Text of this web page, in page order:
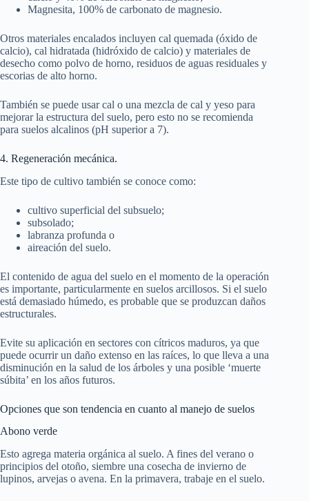
Magnesita, 100% de carbonato de magnesio.
Otros materiales encalados incluyen cal quemada (óxido de
calcio), cal hidratada (hidróxido de calcio) y materiales de
desecho como polvo de horno, residuos de aguas residuales y
escorias de alto horno.
También se puede usar cal o una mezcla de cal y yeso para
mejorar la estructura del suelo, pero esto no se recomienda
para suelos alcalinos (pH superior a 7).
4. Regeneración mecánica.
Este tipo de cultivo también se conoce como:
cultivo superficial del subsuelo;
subsolado;
labranza profunda o
aireación del suelo.
El contenido de agua del suelo en el momento de la operación
es importante, particularmente en suelos arcillosos. Si el suelo
está demasiado húmedo, es probable que se produzcan daños
estructurales.
Evite su aplicación en sectores con cítricos maduros, ya que
puede ocurrir un daño extenso en las raíces, lo que lleva a una
disminución en la salud de los árboles y una posible ‘muerte
súbita’ en los años futuros.
Opciones que son tendencia en cuanto al manejo de suelos
Abono verde
Esto agrega materia orgánica al suelo. A fines del verano o
principios del otoño, siembre una cosecha de invierno de
lupinos, arvejas o avena. En la primavera, trabaje en el suelo.